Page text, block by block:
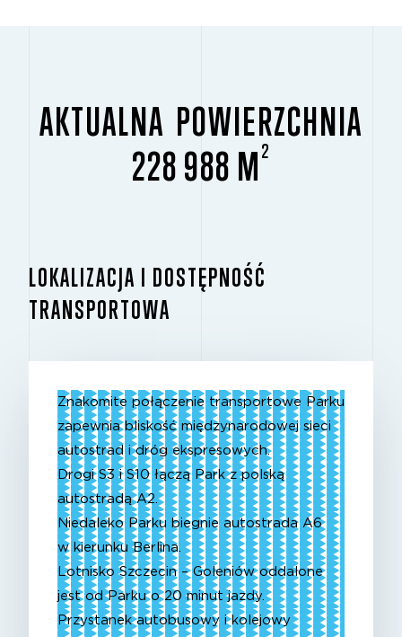
AKTUALNA POWIERZCHNIA
228 988 M 2
LOKALIZACJA I DOSTĘPNOŚĆ
TRANSPORTOWA
Znakomite połączenie transportowe Parku
zapewnia bliskość międzynarodowej sieci
autostrad i dróg ekspresowych.
Drogi S3 i S10 łączą Park z polską
autostradą A2.
Niedaleko Parku biegnie autostrada A6
w kierunku Berlina.
Lotnisko Szczecin – Goleniów oddalone
jest od Parku o 20 minut jazdy.
Przystanek autobusowy i kolejowy